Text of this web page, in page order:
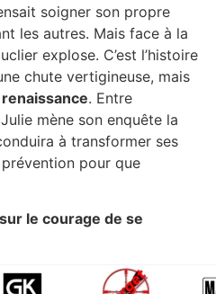
soigner son propre
les autres. Mais face à la
explose. C’est l’histoire
chute vertigineuse, mais
renaissance. Entre
mène son enquête la
à transformer ses
pour que
le courage de se